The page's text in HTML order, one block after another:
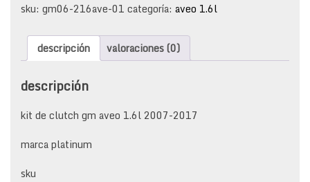
gm
1.6l
2007-
cantidad
sku: gm06-216ave-01 categoría: aveo 1.6l
descripción valoraciones (0)
descripción
kit de clutch gm aveo 1.6l 2007-2017
marca platinum
sku